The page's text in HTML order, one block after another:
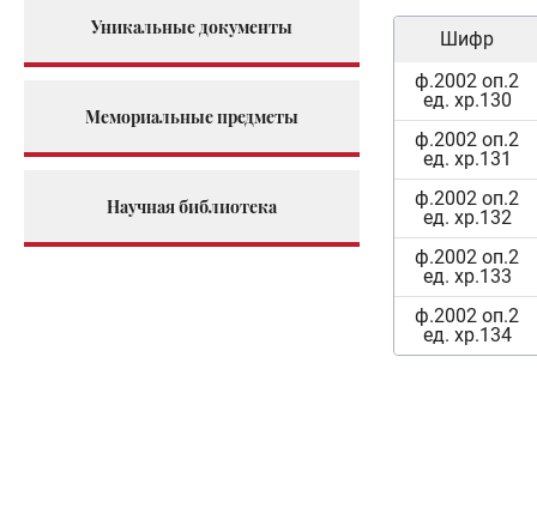
Уникальные документы
Мемориальные предметы
Научная библиотека
Шифр
ф.2002 оп.2
ед. хр.130
ф.2002 оп.2
ед. хр.131
ф.2002 оп.2
ед. хр.132
ф.2002 оп.2
ед. хр.133
ф.2002 оп.2
ед. хр.134